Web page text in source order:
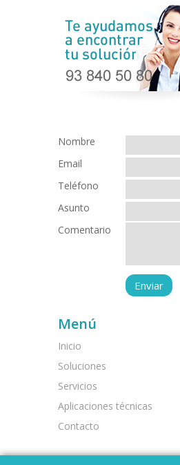
Nombre
Email
Teléfono
Asunto
Comentario
Menú
Inicio
Soluciones
Servicios
Aplicaciones técnicas
Contacto